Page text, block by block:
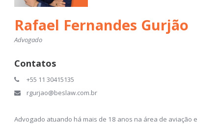
Rafael Fernandes Gurjão
Advogado
Contatos
+55 11 30415135
rgurjao@beslaw.com.br
Advogado atuando há mais de 18 anos na área de aviação e